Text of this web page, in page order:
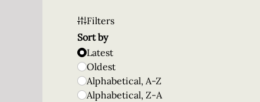
Filters
Sort by
Latest
Oldest
Alphabetical, A-Z
Alphabetical, Z-A